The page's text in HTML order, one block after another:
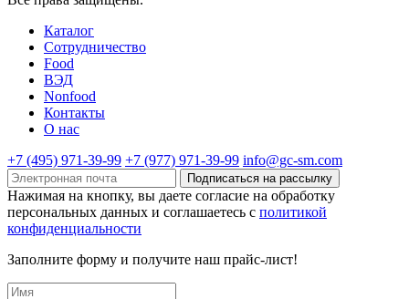
Каталог
Cотрудничество
Food
ВЭД
Nonfood
Контакты
О нас
+7 (495) 971-39-99 +7 (977) 971-39-99 info@gc-sm.com
Подписаться на рассылку
Нажимая на кнопку, вы даете согласие на обработку
персональных данных и соглашаетесь c политикой
конфиденциальности
Заполните форму и получите наш прайс-лист!